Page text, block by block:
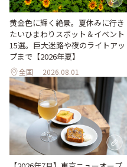
黄金色に輝く絶景。夏休みに行き
たいひまわりスポット＆イベント
15選。巨大迷路や夜のライトアッ
プまで【2026年夏】
全国 2026.08.01